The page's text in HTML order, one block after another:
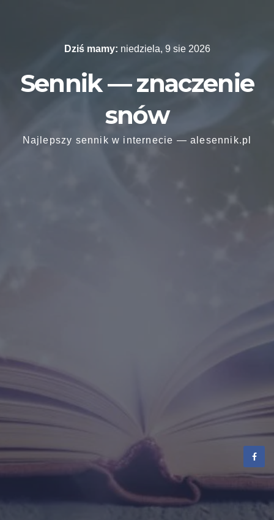
Dziś mamy: niedziela, 9 sie 2026
Sennik — znaczenie
snów
Najlepszy sennik w internecie — alesennik.pl